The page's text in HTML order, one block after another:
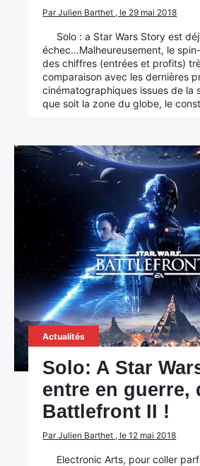
Par Julien Barthet , le 29 mai 2018
Solo : a Star Wars Story est
échec...Malheureusement, le
des chiffres (entrées et profits)
comparaison avec les dernières
cinématographiques issues de la
que soit la zone du globe, le
Actualités
Solo: A Star
entre en guerre,
Battlefront II !
Par Julien Barthet , le 12 mai 2018
Electronic Arts, pour coller